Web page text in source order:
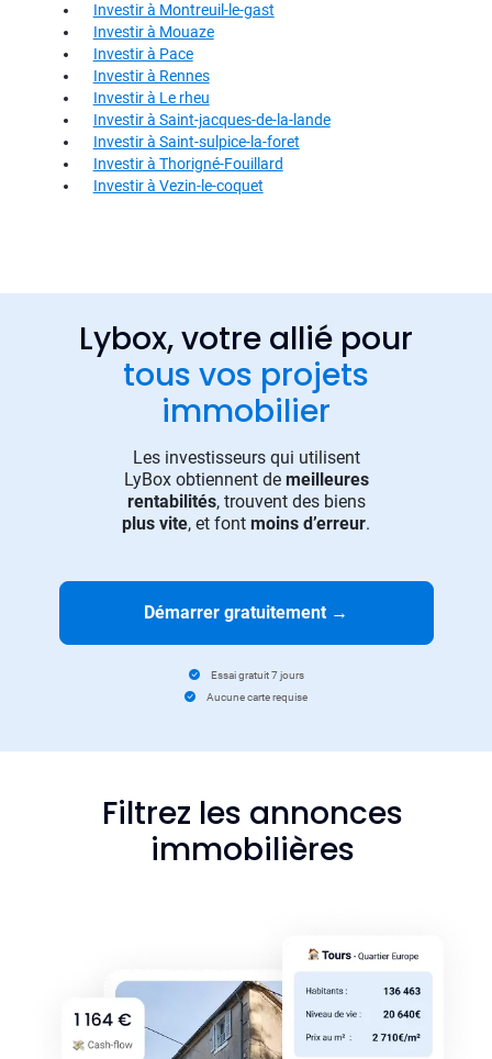
Investir à Montreuil-le-gast
Investir à Mouaze
Investir à Pace
Investir à Rennes
Investir à Le rheu
Investir à Saint-jacques-de-la-lande
Investir à Saint-sulpice-la-foret
Investir à Thorigné-Fouillard
Investir à Vezin-le-coquet
Lybox, votre allié pour
tous vos projets
immobilier
Les investisseurs qui utilisent
LyBox obtiennent de meilleures
rentabilités, trouvent des biens
plus vite, et font moins d’erreur.
Démarrer gratuitement →
Essai gratuit 7 jours
Aucune carte requise
Filtrez les annonces
immobilières